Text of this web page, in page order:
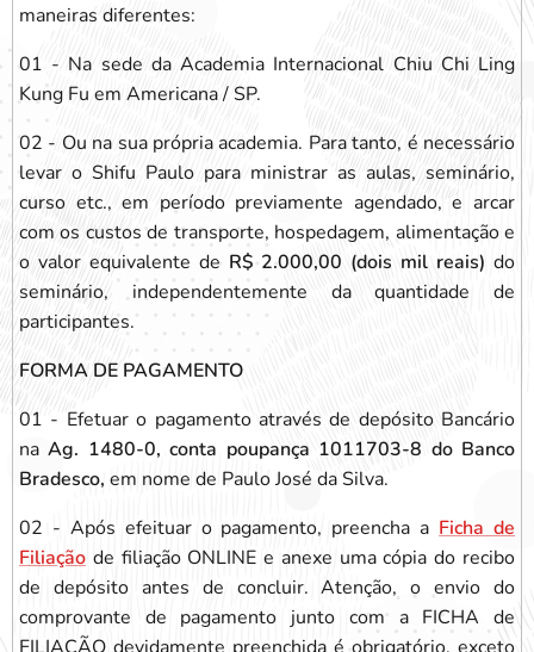
maneiras diferentes:
01 - Na sede da Academia Internacional Chiu Chi Ling
Kung Fu em Americana / SP.
02 - Ou na sua própria academia. Para tanto, é necessário
levar o Shifu Paulo para ministrar as aulas, seminário,
curso etc., em período previamente agendado, e arcar
com os custos de transporte, hospedagem, alimentação e
o valor equivalente de R$ 2.000,00 (dois mil reais)do
seminário, independentemente da quantidade de
participantes.
FORMA DE PAGAMENTO
01 - Efetuar o pagamento através de depósito Bancário
naAg. 1480-0, conta poupança 1011703-8 do Banco
Bradesco, em nome de Paulo José da Silva.
02 - Após efeituar o pagamento, preencha a Ficha de
Filiação de filiação ONLINE e anexe uma cópia do recibo
de depósito antes de concluir. Atenção, o envio do
comprovante de pagamento junto com a FICHA de